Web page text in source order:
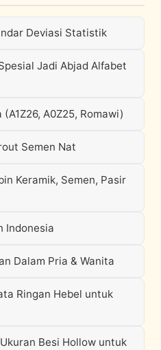
Deviasi Statistik
Jadi Abjad Alfabet
A0Z25, Romawi)
Semen Nat
Keramik, Semen, Pasir
Indonesia
Dalam Pria & Wanita
Ringan Hebel untuk
Besi Hollow untuk